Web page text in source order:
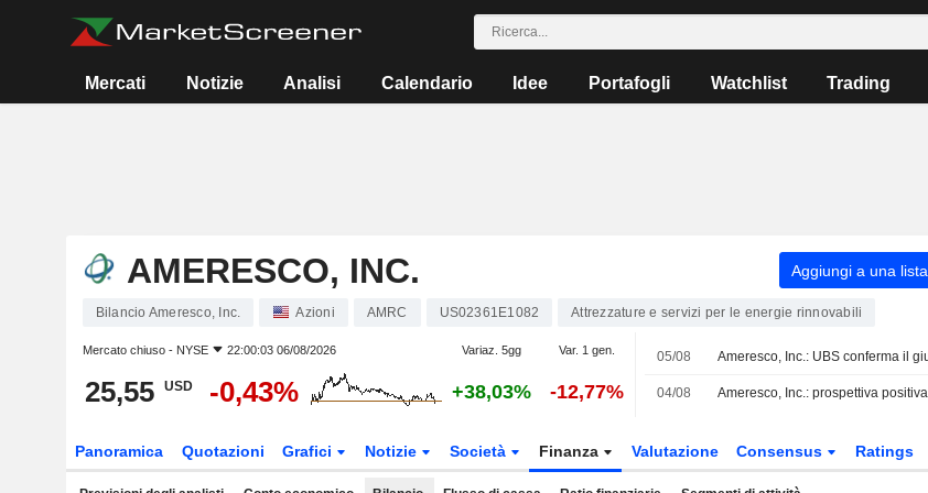
Mercati Notizie Analisi Calendario Idee Portafogli Watchlist Trading
AMERESCO, INC. Aggiungi a una lista
Bilancio Ameresco, Inc. Azioni AMRC US02361E1082 Attrezzature e servizi per le energie rinnovabili
Mercato chiuso - NYSE 22:00:03 06/08/2026 Variaz. 5gg Var. 1 gen.
25,55 USD -0,43% +38,03% -12,77%
05/08
04/08
Panoramica Quotazioni Grafici Notizie Società Finanza Valutazione Consensus Ratings